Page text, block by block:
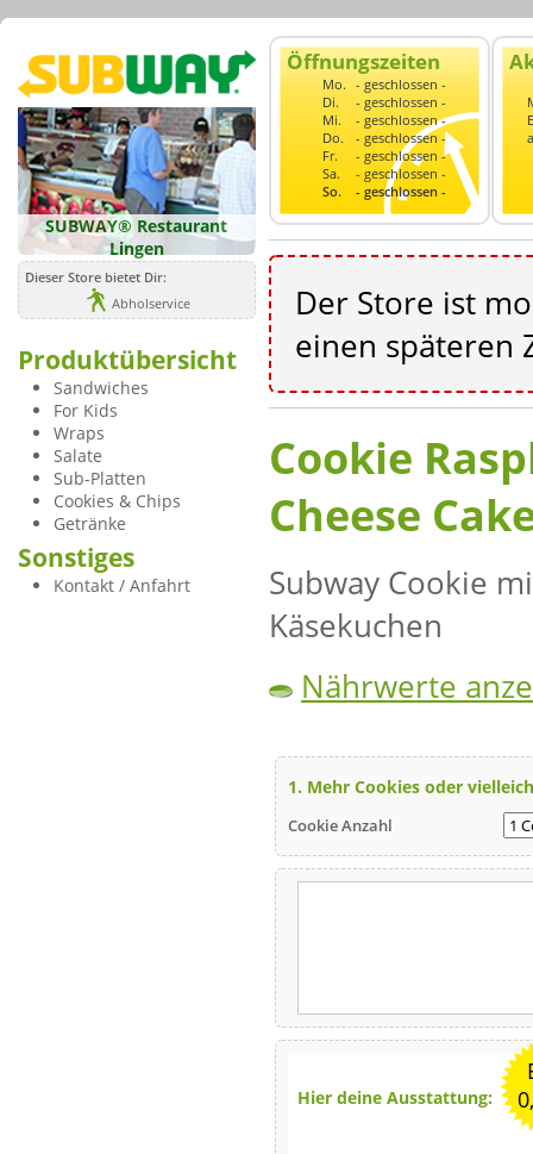
SUBWAY® Restaurant
Lingen
Dieser Store bietet Dir:
Abholservice
Produktübersicht
Sandwiches
For Kids
Wraps
Salate
Sub-Platten
Cookies & Chips
Getränke
Sonstiges
Kontakt / Anfahrt
Öffnungszeiten
Mo. - geschlossen -
Di.
- geschlossen -
Mi.
- geschlossen -
Do.
- geschlossen -
Fr.
- geschlossen -
Sa.
- geschlossen -
So.
- geschlossen -
Der Store ist
einen späteren
Cookie
Cheese
Subway Cookie
Käsekuchen
Nährwerte
1. Mehr Cookies oder
Cookie Anzahl
Hier deine Ausstattung: